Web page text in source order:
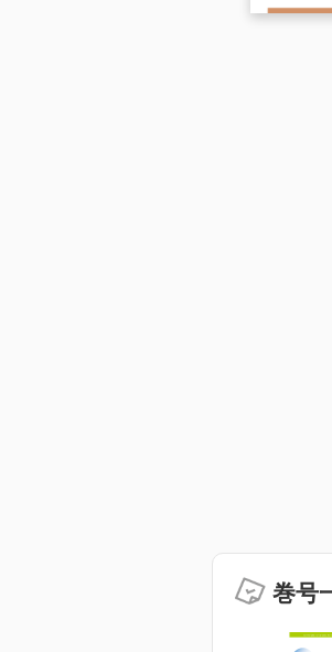
巻号